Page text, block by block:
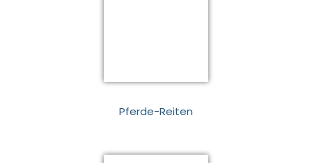
Pferde-Reiten